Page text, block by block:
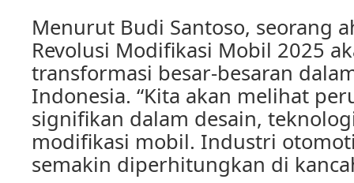
Menurut Budi Santoso, seorang
Revolusi Modifikasi Mobil 2025
transformasi besar-besaran
Indonesia. “Kita akan melihat
signifikan dalam desain,
modifikasi mobil. Industri
semakin diperhitungkan di